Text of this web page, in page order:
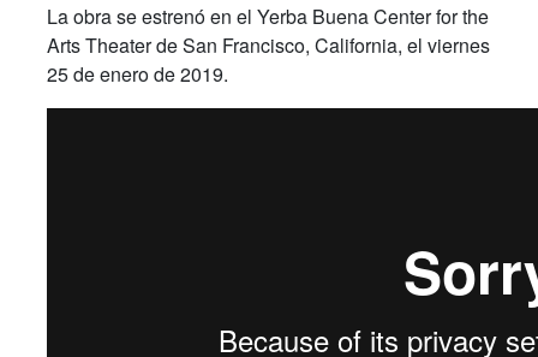
La obra se estrenó en el Yerba Buena Center for the
Arts Theater de San Francisco, California, el viernes
25 de enero de 2019.